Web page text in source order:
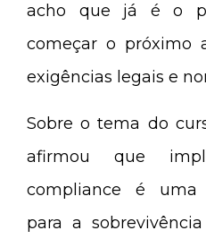
acho que já é o
começar o próximo
exigências legais e
Sobre o tema do
afirmou que
compliance é uma
para a